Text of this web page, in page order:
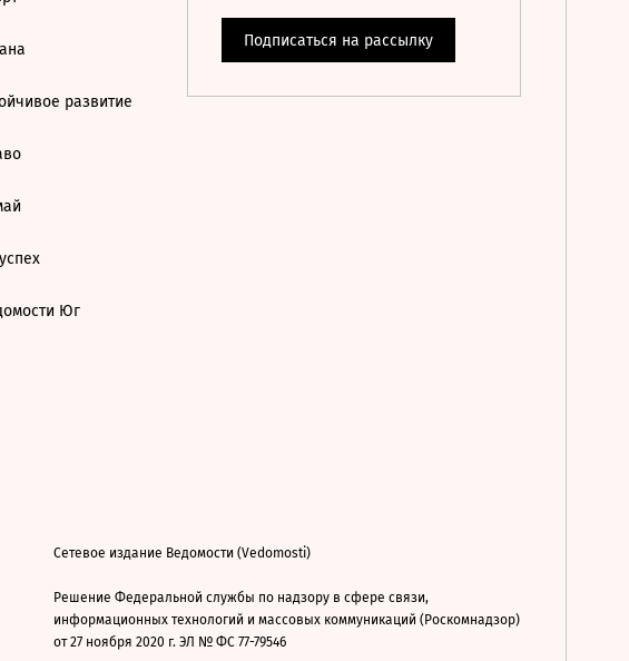
развитие
Юг
Сетевое издание Ведомости (Vedomosti)
Решение Федеральной службы по надзору в сфере связи,
информационных технологий и массовых коммуникаций (Роскомнадзор)
от 27 ноября 2020 г. ЭЛ № ФС 77-79546